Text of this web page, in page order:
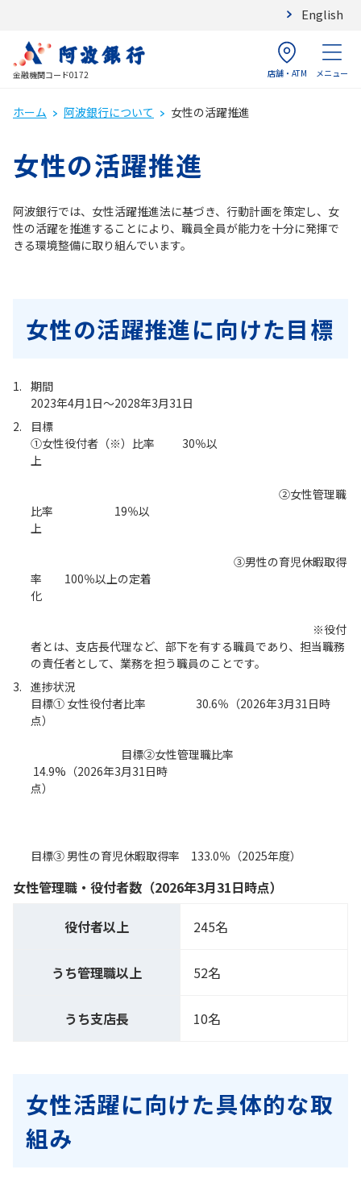
English
金融機関コード0172 店舗・ATM メニュー
ホーム 阿波銀行について 女性の活躍推進
女性の活躍推進
阿波銀行では、女性活躍推進法に基づき、行動計画を策定し、女
性の活躍を推進することにより、職員全員が能力を十分に発揮で
きる環境整備に取り組んでいます。
女性の活躍推進に向けた目標
期間
2023年4月1日～2028年3月31日
目標
①女性役付者（※）比率 30％以
上
②女性管理職
比率 19％以
上
③男性の育児休暇取得
率 100％以上の定着
化
※役付
者とは、支店長代理など、部下を有する職員であり、担当職務
の責任者として、業務を担う職員のことです。
進捗状況
目標① 女性役付者比率 30.6％（2026年3月31日時
点）
目標②女性管理職比率
14.9%（2026年3月31日時
点）
目標③ 男性の育児休暇取得率 133.0％（2025年度）
女性管理職・役付者数（2026年3月31日時点）
役付者以上 245名
うち管理職以上 52名
うち支店長 10名
女性活躍に向けた具体的な取
組み